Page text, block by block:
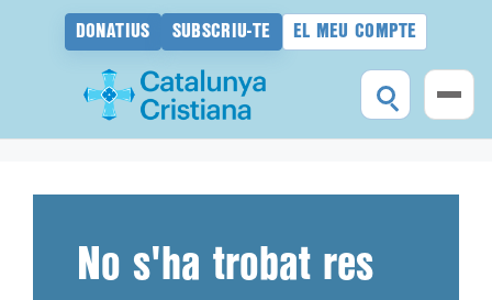
DONATIUS SUBSCRIU-TE EL MEU COMPTE
No s'ha trobat res